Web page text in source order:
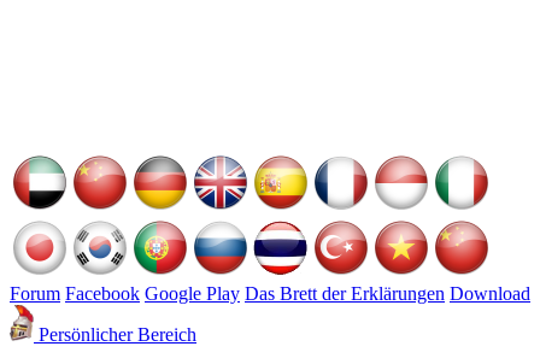
Forum Facebook Google Play Das Brett der Erklärungen Download
Persönlicher Bereich